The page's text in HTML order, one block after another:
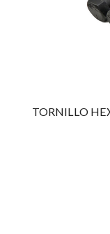
TORNILLO